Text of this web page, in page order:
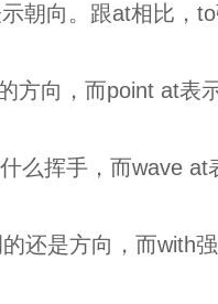
朝向。跟at相比，
方向，而point at表
么挥手，而wave at
还是方向，而with